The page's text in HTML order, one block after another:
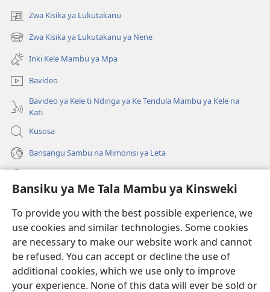
Bansiku ya Me Tala Mambu ya Kinsweki
To provide you with the best possible experience, we
use cookies and similar technologies. Some cookies
are necessary to make our website work and cannot
be refused. You can accept or decline the use of
additional cookies, which we use only to improve
your experience. None of this data will ever be sold or
Zwa Kisika ya Lukutakanu
(ke
kangula
lutiti
ya
mpa)
Zwa Kisika ya Lukutakanu ya Nene
(ke
kangula
lutiti
ya
mpa)
Inki Kele Mambu ya Mpa
Bavideo
Bavideo ya Kele ti Ndinga ya Ke Tendula Mambu ya Kele na
Kati
Kusosa
Bansangu Sambu na Mimonisi ya Leta
(ke
kangula
lutiti
ya
mpa)
Watchtower BIBLIOTEKE NA INTERNET
(ke
kangula
lutiti
ya
mpa)
JW Hub ®
(ke
kangula